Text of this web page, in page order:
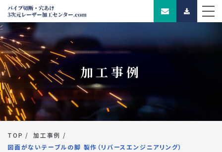
加工事例
TOP
加工事例
図面がないテーブルの脚 製作（リバースエンジニアリング）